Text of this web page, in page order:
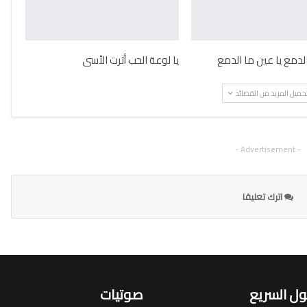
يا عين ما الدمع يا لوعة الحب أثرت الأسى
المزيد من القصائد
- Advertisement -
اترك تعليقا
السريع صوتيات